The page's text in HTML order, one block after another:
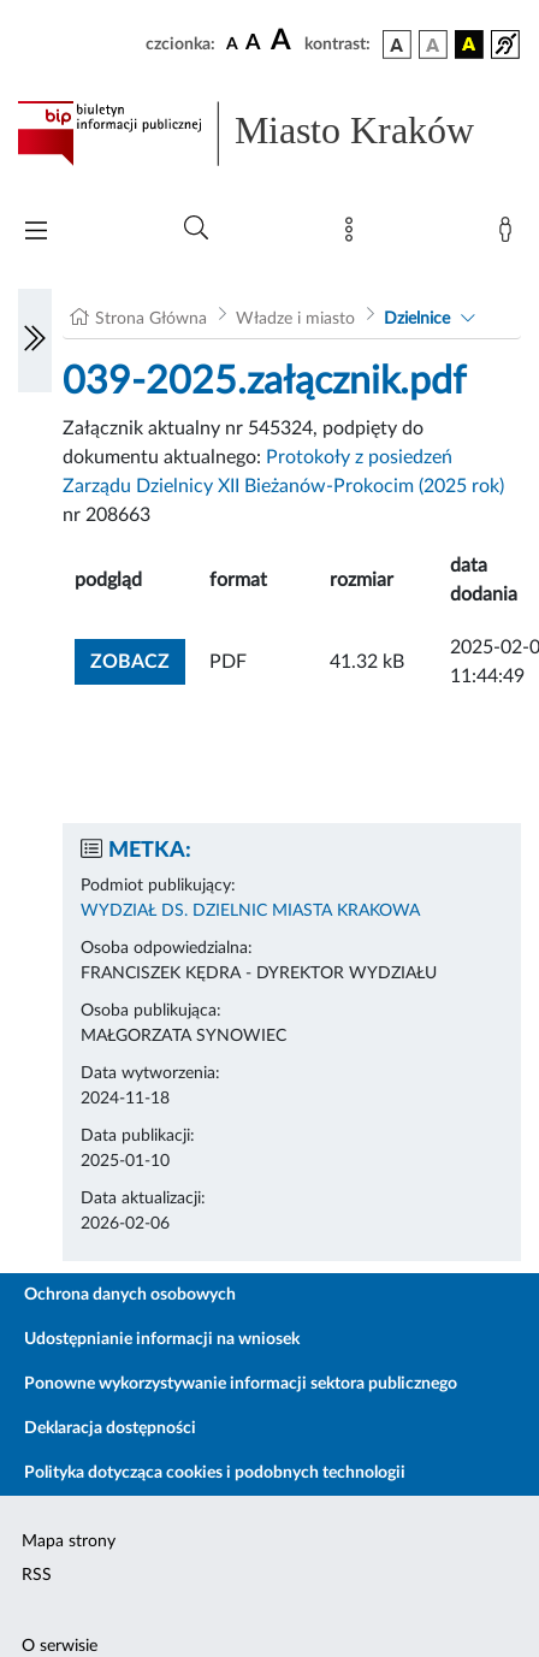
czcionka: A A A kontrast:
Miasto Kraków
Strona Główna Władze i miasto Dzielnice
039-2025.załącznik.pdf
Załącznik aktualny nr 545324, podpięty do
dokumentu aktualnego: Protokoły z posiedzeń
Zarządu Dzielnicy XII Bieżanów-Prokocim (2025 rok)
nr 208663
podgląd format rozmiar
data
dodania
ZOBACZZOBACZ ZAŁĄCZNIK
PDF 41.32 kB
2025-02-
11:44:49
METKA:
Podmiot publikujący:
WYDZIAŁ DS. DZIELNIC MIASTA KRAKOWA
Osoba odpowiedzialna:
FRANCISZEK KĘDRA - DYREKTOR WYDZIAŁU
Osoba publikująca:
MAŁGORZATA SYNOWIEC
Data wytworzenia:
2024-11-18
Data publikacji:
2025-01-10
Data aktualizacji:
2026-02-06
Ochrona danych osobowych
Udostępnianie informacji na wniosek
Ponowne wykorzystywanie informacji sektora publicznego
Deklaracja dostępności
Polityka dotycząca cookies i podobnych technologii
Mapa strony
RSS
O serwisie